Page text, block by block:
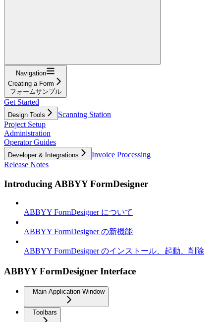
Navigation
Creating a Form
フォームサンプル
Get Started
Design Tools
Scanning Station
Project Setup
Administration
Operator Guides
Developer & Integrations
Invoice Processing
Release Notes
Introducing ABBYY FormDesigner
ABBYY FormDesigner について
ABBYY FormDesigner の新機能
ABBYY FormDesigner のインストール、起動、削除
ABBYY FormDesigner Interface
Main Application Window
Toolbars